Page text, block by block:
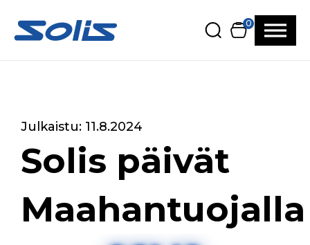
0
Julkaistu: 11.8.2024
Solis päivät
Maahantuojalla